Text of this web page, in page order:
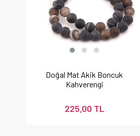
Doğal Mat Akik Boncuk
Kahverengi
225,00 TL